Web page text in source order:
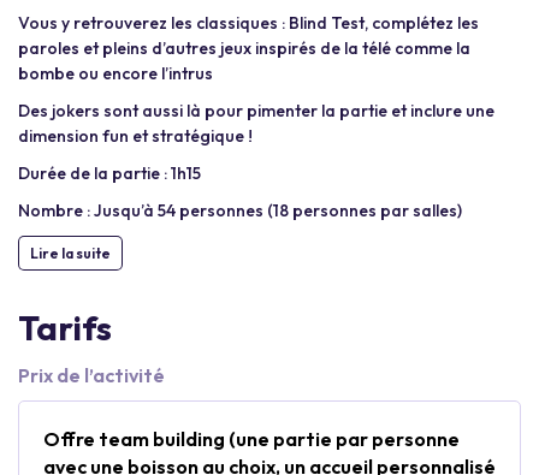
Vous y retrouverez les classiques : Blind Test, complétez les
paroles et pleins d’autres jeux inspirés de la télé comme la
bombe ou encore l’intrus
Des jokers sont aussi là pour pimenter la partie et inclure une
dimension fun et stratégique !
Durée de la partie : 1h15
Nombre : Jusqu’à 54 personnes (18 personnes par salles)
Lire la suite
Tarifs
Prix de l’activité
Offre team building (une partie par personne
avec une boisson au choix, un accueil personnalisé